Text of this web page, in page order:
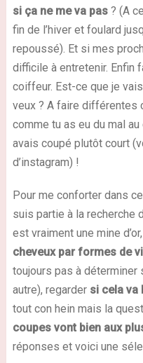
si ça ne me va pas? (A
fin de l’hiver et foulard
repoussé). Et si mes
difficile à entretenir. Enfin
coiffeur. Est-ce que je
veux ? A faire différentes
comme tu as eu du mal
avais coupé plutôt court
d’instagram) !
Pour me conforter dans
suis partie à la
est vraiment une mine
cheveux par formes de
toujours pas à déterminer
autre), regarder si cela va
tout con hein mais la
coupes vont bien aux
réponses et voici une